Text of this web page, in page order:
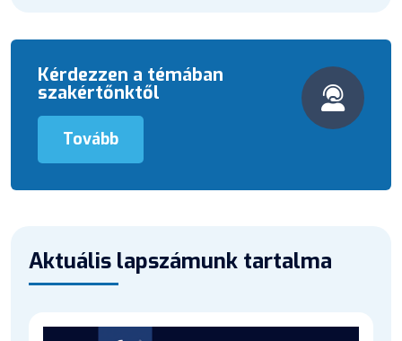
Kérdezzen a témában
szakértőnktől
Tovább
Aktuális lapszámunk tartalma